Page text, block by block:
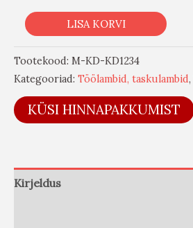
LISA KORVI
Tootekood: M-KD-KD1234
Kategooriad: Töölambid, taskulambid,
KÜSI HINNAPAKKUMIST
Kirjeldus